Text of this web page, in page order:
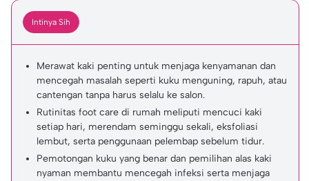
Intinya Sih
Merawat kaki penting untuk menjaga kenyamanan dan
mencegah masalah seperti kuku menguning, rapuh, atau
cantengan tanpa harus selalu ke salon.
Rutinitas foot care di rumah meliputi mencuci kaki
setiap hari, merendam seminggu sekali, eksfoliasi
lembut, serta penggunaan pelembap sebelum tidur.
Pemotongan kuku yang benar dan pemilihan alas kaki
nyaman membantu mencegah infeksi serta menjaga